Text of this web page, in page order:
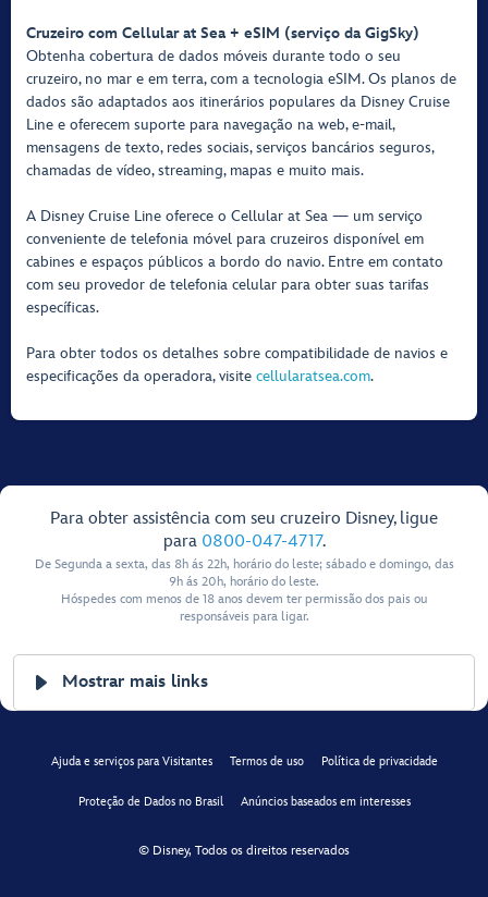
Cruzeiro com Cellular at Sea + eSIM (serviço da GigSky)
Obtenha cobertura de dados móveis durante todo o seu
cruzeiro, no mar e em terra, com a tecnologia eSIM. Os planos de
dados são adaptados aos itinerários populares da Disney Cruise
Line e oferecem suporte para navegação na web, e-mail,
mensagens de texto, redes sociais, serviços bancários seguros,
chamadas de vídeo, streaming, mapas e muito mais.
A Disney Cruise Line oferece o Cellular at Sea — um serviço
conveniente de telefonia móvel para cruzeiros disponível em
cabines e espaços públicos a bordo do navio. Entre em contato
com seu provedor de telefonia celular para obter suas tarifas
específicas.
Para obter todos os detalhes sobre compatibilidade de navios e
especificações da operadora, visite cellularatsea.com.
Para obter assistência com seu cruzeiro Disney, ligue
para 0800-047-4717.
De Segunda a sexta, das 8h ás 22h, horário do leste; sábado e domingo, das
9h ás 20h, horário do leste.
Hóspedes com menos de 18 anos devem ter permissão dos pais ou
responsáveis para ligar.
Mostrar mais links
Ajuda e serviços para Visitantes Termos de uso Política de privacidade
Proteção de Dados no Brasil Anúncios baseados em interesses
© Disney, Todos os direitos reservados